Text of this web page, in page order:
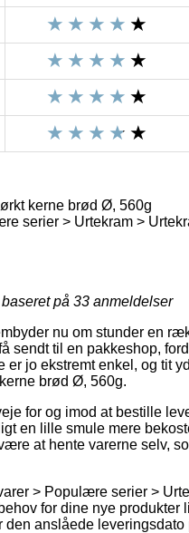
kerne brød Ø, 560g
serier > Urtekram >
på 33 anmeldelser
nu om stunder en
sendt til en pakkeshop,
er jo ekstremt enkel, og tit
brød Ø, 560g.
for og imod at bestille
en lille smule mere
at hente varerne selv,
> Populære serier >
for dine nye
den anslåede